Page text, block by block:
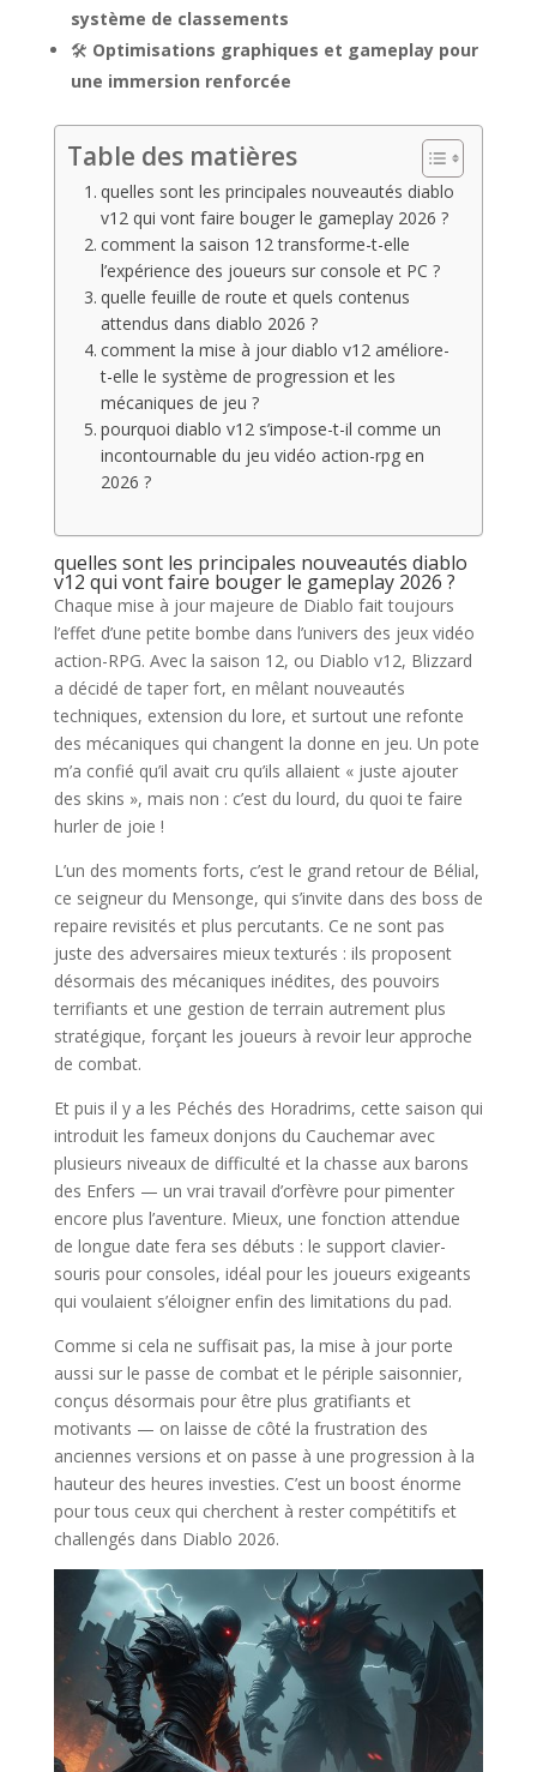
système de classements
🛠️ Optimisations graphiques et gameplay pour
une immersion renforcée
Table des matières
quelles sont les principales nouveautés diablo
v12 qui vont faire bouger le gameplay 2026 ?
comment la saison 12 transforme-t-elle
l’expérience des joueurs sur console et PC ?
quelle feuille de route et quels contenus
attendus dans diablo 2026 ?
comment la mise à jour diablo v12 améliore-
t-elle le système de progression et les
mécaniques de jeu ?
pourquoi diablo v12 s’impose-t-il comme un
incontournable du jeu vidéo action-rpg en
2026 ?
quelles sont les principales nouveautés diablo
v12 qui vont faire bouger le gameplay 2026 ?
Chaque mise à jour majeure de Diablo fait toujours
l’effet d’une petite bombe dans l’univers des jeux vidéo
action-RPG. Avec la saison 12, ou Diablo v12, Blizzard
a décidé de taper fort, en mêlant nouveautés
techniques, extension du lore, et surtout une refonte
des mécaniques qui changent la donne en jeu. Un pote
m’a confié qu’il avait cru qu’ils allaient « juste ajouter
des skins », mais non : c’est du lourd, du quoi te faire
hurler de joie !
L’un des moments forts, c’est le grand retour de Bélial,
ce seigneur du Mensonge, qui s’invite dans des boss de
repaire revisités et plus percutants. Ce ne sont pas
juste des adversaires mieux texturés : ils proposent
désormais des mécaniques inédites, des pouvoirs
terrifiants et une gestion de terrain autrement plus
stratégique, forçant les joueurs à revoir leur approche
de combat.
Et puis il y a les Péchés des Horadrims, cette saison qui
introduit les fameux donjons du Cauchemar avec
plusieurs niveaux de difficulté et la chasse aux barons
des Enfers — un vrai travail d’orfèvre pour pimenter
encore plus l’aventure. Mieux, une fonction attendue
de longue date fera ses débuts : le support clavier-
souris pour consoles, idéal pour les joueurs exigeants
qui voulaient s’éloigner enfin des limitations du pad.
Comme si cela ne suffisait pas, la mise à jour porte
aussi sur le passe de combat et le périple saisonnier,
conçus désormais pour être plus gratifiants et
motivants — on laisse de côté la frustration des
anciennes versions et on passe à une progression à la
hauteur des heures investies. C’est un boost énorme
pour tous ceux qui cherchent à rester compétitifs et
challengés dans Diablo 2026.